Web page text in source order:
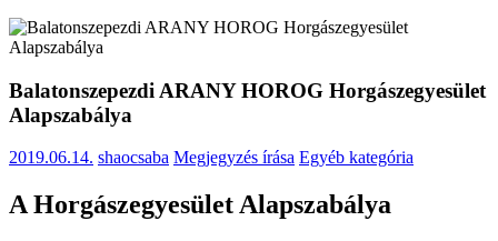
Balatonszepezdi ARANY HOROG Horgászegyesület
Alapszabálya
2019.06.14. shaocsaba Megjegyzés írása Egyéb kategória
A Horgászegyesület Alapszabálya